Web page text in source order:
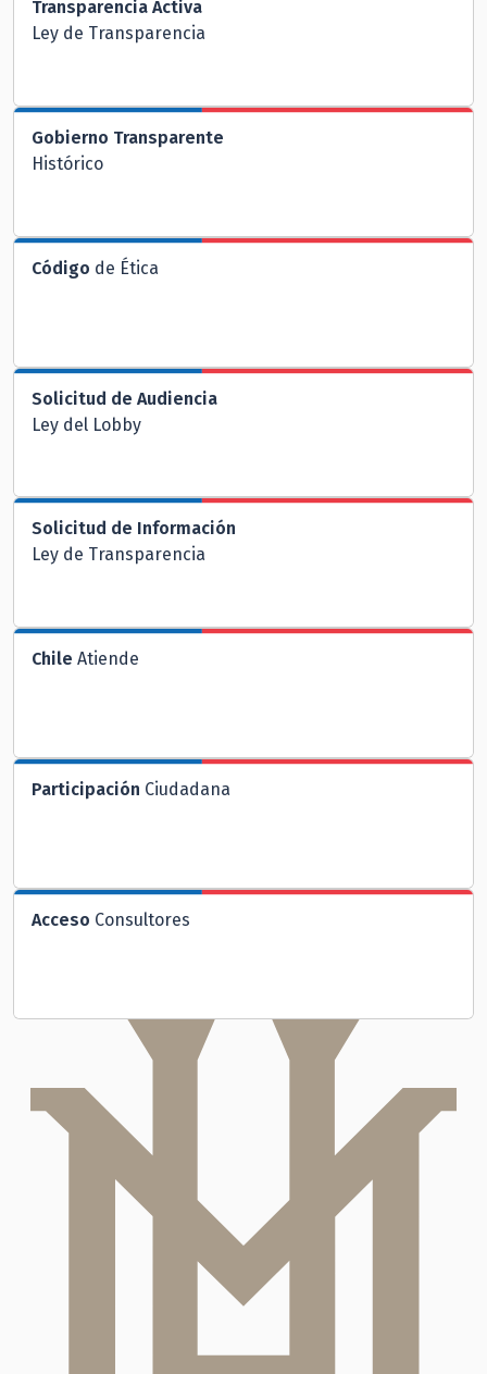
Transparencia Activa
Ley de Transparencia
Gobierno Transparente
Histórico
Código de Ética
Solicitud de Audiencia
Ley del Lobby
Solicitud de Información
Ley de Transparencia
Chile Atiende
Participación Ciudadana
Acceso Consultores